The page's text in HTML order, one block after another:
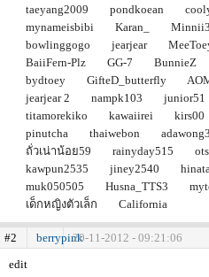
taeyang2009
pondkoean
mynameisbibi
Karan_
bowlinggogo
jearjear
BaiiFern-Plz
GG-7 BunnieZ
bydtoey
GifteD_butterfly
jearjear 2
nampk103 junior51
titamorekiko
kawaiirei kirs00
pinutcha
thaiwebon
ถั่วเน่าน้อย59
rainyday515
kawpun2535
jiney2540
muk050505
Husna_TTS3
เด็กหญิงตัวเล็ก
California
#2 berrypink20-11-2012 - 09:21:06
edit